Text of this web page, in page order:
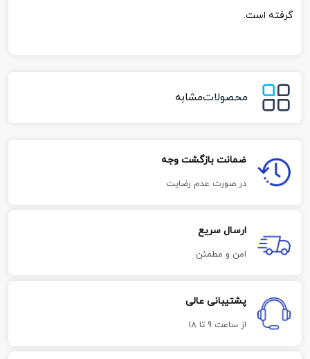
گرفته است.
محصولاتمشابه
ضمانت بازگشت وجه
در صورت عدم رضایت
ارسال سریع
امن و مطمئن
پشتیبانی عالی
از ساعت 9 تا 18